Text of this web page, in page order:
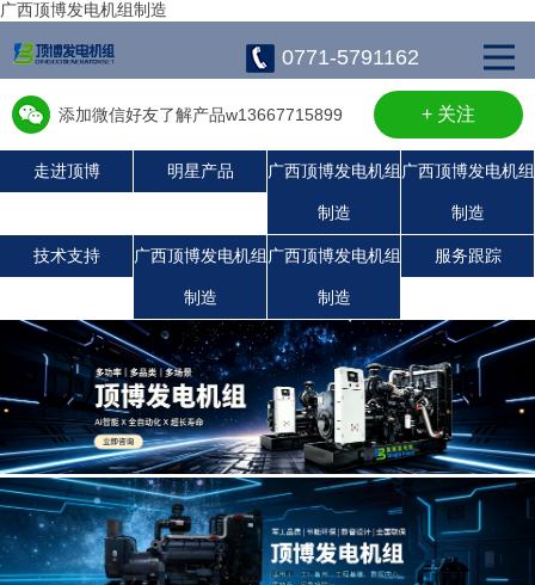
广西顶博发电机组制造
0771-5791162
添加微信好友了解产品w13667715899 + 关注
走进顶博 明星产品 广西顶博发电机组
制造
广西顶博发电机组
制造
技术支持 广西顶博发电机组
制造
广西顶博发电机组
制造
服务跟踪
静音发电机组
广西顶博发电机组制造:潍柴发电机组
珀金斯发电机组
广西顶博发电机组制造:沃尔沃发电机组
康明斯广西顶博发电机组制造
上柴发电机组
广西顶博发电机组制造:玉柴发电机组